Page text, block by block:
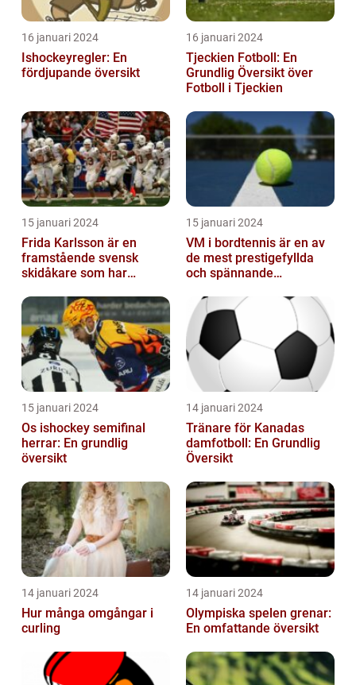
16 januari 2024
Ishockeyregler: En
fördjupande översikt
16 januari 2024
Tjeckien Fotboll: En
Grundlig Översikt över
Fotboll i Tjeckien
15 januari 2024
Frida Karlsson är en
framstående svensk
skidåkare som har
med sin talang och pr...
15 januari 2024
VM i bordtennis är en av
de mest prestigefyllda
och spännande
sporten varje år
15 januari 2024
Os ishockey semifinal
herrar: En grundlig
översikt
14 januari 2024
Tränare för Kanadas
damfotboll: En Grundlig
Översikt
14 januari 2024
Hur många omgångar i
curling
14 januari 2024
Olympiska spelen grenar:
En omfattande översikt